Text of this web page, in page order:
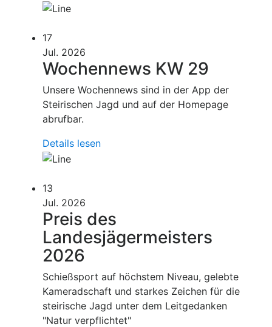
17
Jul. 2026
Wochennews KW 29
Unsere Wochennews sind in der App der
Steirischen Jagd und auf der Homepage
abrufbar.
Details lesen
13
Jul. 2026
Preis des
Landesjägermeisters
2026
Schießsport auf höchstem Niveau, gelebte
Kameradschaft und starkes Zeichen für die
steirische Jagd unter dem Leitgedanken
"Natur verpflichtet"